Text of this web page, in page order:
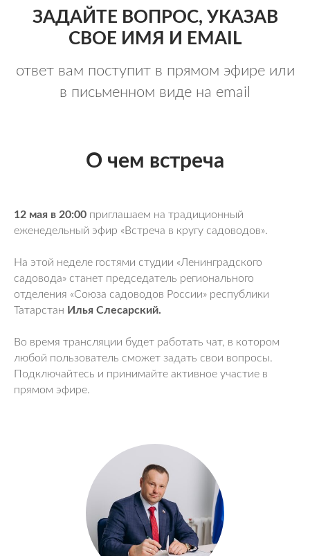
ЗАДАЙТЕ ВОПРОС, УКАЗАВ
СВОЕ ИМЯ И EMAIL
ответ вам поступит в прямом эфире или
в письменном виде на email
О чем встреча
12 мая в 20:00 приглашаем на традиционный
еженедельный эфир «Встреча в кругу садоводов».
На этой неделе гостями студии «Ленинградского
садовода» станет председатель регионального
отделения «Союза садоводов России» республики
Татарстан Илья Слесарский.
Во время трансляции будет работать чат, в котором
любой пользователь сможет задать свои вопросы.
Подключайтесь и принимайте активное участие в
прямом эфире.